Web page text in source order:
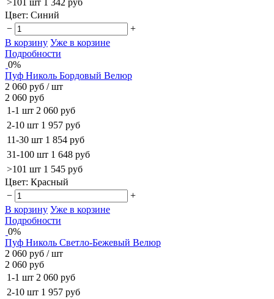
Цвет: Синий
−
+
В корзину Уже в корзине
Подробности
0%
Пуф Николь Бордовый Велюр
2 060 руб / шт
2 060 руб
1-1 шт 2 060 руб
2-10 шт 1 957 руб
11-30 шт 1 854 руб
31-100 шт 1 648 руб
>101 шт 1 545 руб
Цвет: Красный
−
+
В корзину Уже в корзине
Подробности
0%
Пуф Николь Светло-Бежевый Велюр
2 060 руб / шт
2 060 руб
1-1 шт 2 060 руб
2-10 шт 1 957 руб